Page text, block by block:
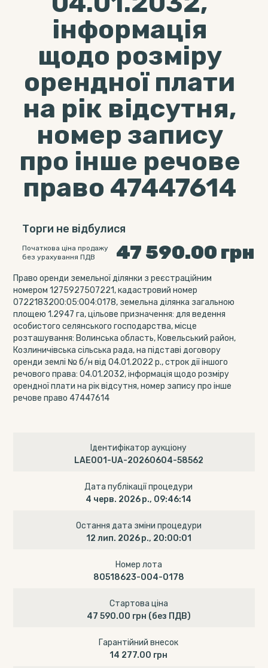
інформація
щодо розміру
орендної плати
на рік відсутня,
номер запису
про інше речове
право 47447614
Торги не відбулися
Початкова ціна продажу
без урахування ПДВ
47 590.00 грн
Право оренди земельної ділянки з реєстраційним
номером 1275927507221, кадастровий номер
0722183200:05:004:0178, земельна ділянка загальною
площею 1.2947 га, цільове призначення: для ведення
особистого селянського господарства, місце
розташування: Волинська область, Ковельський район,
Козлиничівська сільська рада, на підставі договору
оренди землі № б/н від 04.01.2022 р., строк дії іншого
речового права: 04.01.2032, інформація щодо розміру
орендної плати на рік відсутня, номер запису про інше
речове право 47447614
Ідентифікатор аукціону
LAE001-UA-20260604-58562
Дата публікації процедури
4 черв. 2026 р., 09:46:14
Остання дата зміни процедури
12 лип. 2026 р., 20:00:01
Номер лота
80518623-004-0178
Стартова ціна
47 590.00 грн (без ПДВ)
Гарантійний внесок
14 277.00 грн